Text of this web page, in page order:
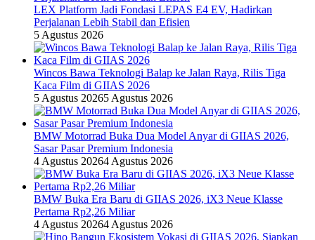
LEX Platform Jadi Fondasi LEPAS E4 EV, Hadirkan
Perjalanan Lebih Stabil dan Efisien
5 Agustus 2026
Wincos Bawa Teknologi Balap ke Jalan Raya, Rilis Tiga
Kaca Film di GIIAS 2026
5 Agustus 20265 Agustus 2026
BMW Motorrad Buka Dua Model Anyar di GIIAS 2026,
Sasar Pasar Premium Indonesia
4 Agustus 20264 Agustus 2026
BMW Buka Era Baru di GIIAS 2026, iX3 Neue Klasse
Pertama Rp2,26 Miliar
4 Agustus 20264 Agustus 2026